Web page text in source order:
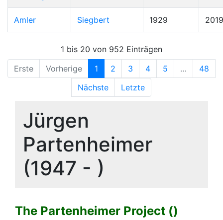
Amler Siegbert 1929 2019
1 bis 20 von 952 Einträgen
Erste
Vorherige 1 2 3 4 5 …
48
Nächste
Letzte
Jürgen
Partenheimer
(1947 - )
The Partenheimer Project ()